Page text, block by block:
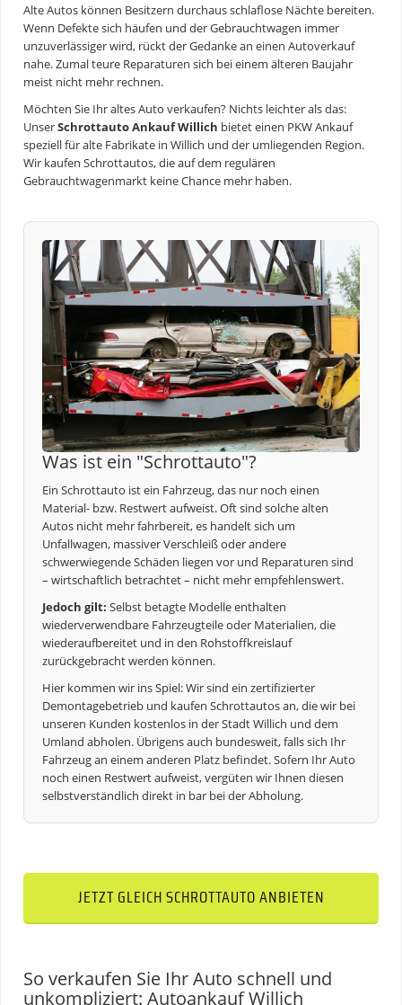
Alte Autos können Besitzern durchaus schlaflose Nächte bereiten.
Wenn Defekte sich häufen und der Gebrauchtwagen immer
unzuverlässiger wird, rückt der Gedanke an einen Autoverkauf
nahe. Zumal teure Reparaturen sich bei einem älteren Baujahr
meist nicht mehr rechnen.
Möchten Sie Ihr altes Auto verkaufen? Nichts leichter als das:
UnserSchrottauto Ankauf Willich bietet einen PKW Ankauf
speziell für alte Fabrikate in Willich und der umliegenden Region.
Wir kaufen Schrottautos, die auf dem regulären
Gebrauchtwagenmarkt keine Chance mehr haben.
Was ist ein "Schrottauto"?
Ein Schrottauto ist ein Fahrzeug, das nur noch einen
Material- bzw. Restwert aufweist. Oft sind solche alten
Autos nicht mehr fahrbereit, es handelt sich um
Unfallwagen, massiver Verschleiß oder andere
schwerwiegende Schäden liegen vor und Reparaturen sind
– wirtschaftlich betrachtet – nicht mehr empfehlenswert.
Jedoch gilt: Selbst betagte Modelle enthalten
wiederverwendbare Fahrzeugteile oder Materialien, die
wiederaufbereitet und in den Rohstoffkreislauf
zurückgebracht werden können.
Hier kommen wir ins Spiel: Wir sind ein zertifizierter
Demontagebetrieb und kaufen Schrottautos an, die wir bei
unseren Kunden kostenlos in der Stadt Willich und dem
Umland abholen. Übrigens auch bundesweit, falls sich Ihr
Fahrzeug an einem anderen Platz befindet. Sofern Ihr Auto
noch einen Restwert aufweist, vergüten wir Ihnen diesen
selbstverständlich direkt in bar bei der Abholung.
JETZT GLEICH SCHROTTAUTO ANBIETEN
So verkaufen Sie Ihr Auto schnell und
unkompliziert: Autoankauf Willich